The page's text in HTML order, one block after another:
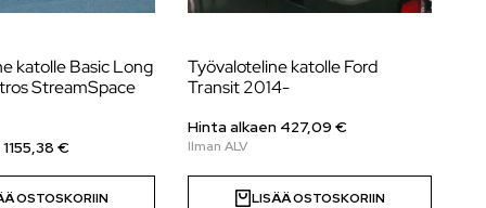
katolle Basic Long
StreamSpace
1155,38€
OSTOSKORIIN
Työvaloteline katolle Ford
Transit 2014-
Hinta alkaen 427,09€
LISÄÄ OSTOSKORIIN